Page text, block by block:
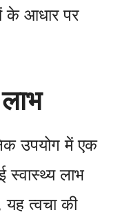
के आधार पर
उपयोग में एक
स्वास्थ्य लाभ
त्वचा की